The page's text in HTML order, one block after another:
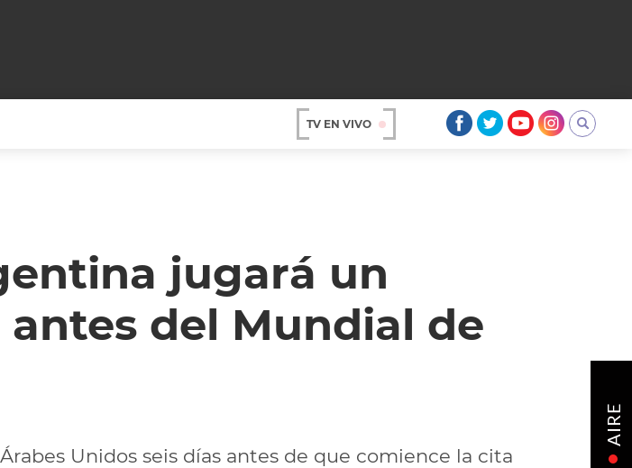
EN LA TELE FIESTAS ARGENTINAS
BELLEZA FASHION
FULL FACE TV
TV EN VIVO
jugará un
del Mundial de
Unidos seis días antes de que comience la cita
AIRE